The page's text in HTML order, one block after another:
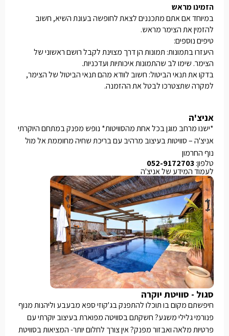
הזמינו מראש
במיוחד אם אתם מתכננים לצאת לחופשה בעונת השיא, חשוב
להזמין את הצימר מראש.
טיפים נוספים:
היעזרו בתמונות: תמונות הן דרך מצוינת לקבל רושם ראשוני של
הצימר. שימו לב שהתמונות איכותיות ועדכניות.
בדקו את תנאי הביטול: חשוב לוודא מהם תנאי הביטול של הצימר,
למקרה שתצטרכו לבטל את ההזמנה.
אניצ'ה
*ישנו מרחב מוגן בכל אחת מהסוויטות* נופש מפנק במתחם היוקרתי
אניצ'ה – סוויטות בעיצוב מרהיב עם בריכת שחיה מחוממת אל מול
נוף החרמון
טלפון:052-9172703
לעמוד המידע של אניצ'ה
סגול - סוויטת יוקרה
חיפשתם מקום בו תוכלו להתפנק בג'קוזי ספא מבעבע וליהנות מנוף
פנורמי גלילי משגע? חשקתם בסוויטה מפוארת בעיצוב יוקרתי עם
פרטיות מלאה ואבזור מפנק? אין צורך לחלום יותר- המציאות בסוויטת